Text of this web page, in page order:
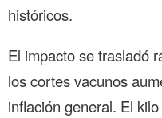
históricos.
El impacto se trasladó
los cortes vacunos
inflación general. El